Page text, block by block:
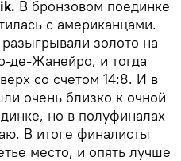
В бронзовом поединке
с американцами.
золото на
де-Жанейро, и тогда
со счетом 14:8. И в
очень близко к очной
но в полуфиналах
В итоге финалисты
место, и опять лучше